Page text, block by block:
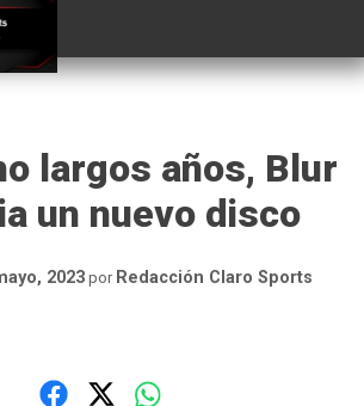
largos años, Blur
un nuevo disco
2023por Redacción Claro Sports